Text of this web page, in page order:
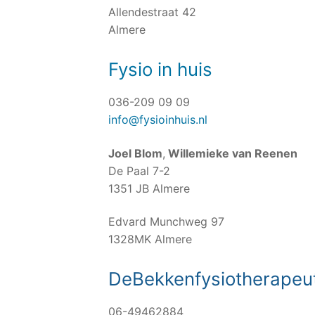
Allendestraat 42
Almere
Fysio in huis
036-209 09 09
info@fysioinhuis.nl
Joel Blom, Willemieke van Reenen
De Paal 7-2
1351 JB Almere
Edvard Munchweg 97
1328MK Almere
06-49462884